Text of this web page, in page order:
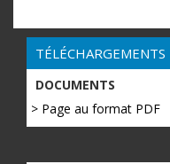
TÉLÉCHARGEMENTS
DOCUMENTS
> Page au format PDF